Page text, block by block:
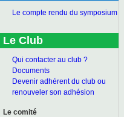
Le compte rendu du symposium
Le Club
Qui contacter au club ?
Documents
Devenir adhérent du club ou
renouveler son adhésion
Le comité